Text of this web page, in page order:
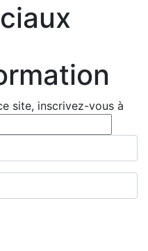
site, inscrivez-vous à